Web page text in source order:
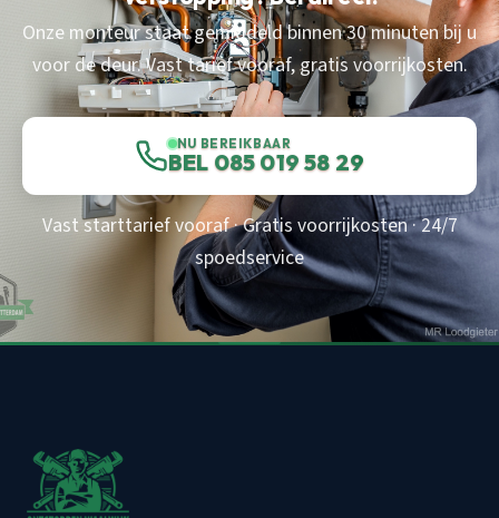
Onze monteur staat gemiddeld binnen 30 minuten bij u
voor de deur. Vast tarief vooraf, gratis voorrijkosten.
NU BEREIKBAAR
BEL 085 019 58 29
Vast starttarief vooraf · Gratis voorrijkosten · 24/7
spoedservice